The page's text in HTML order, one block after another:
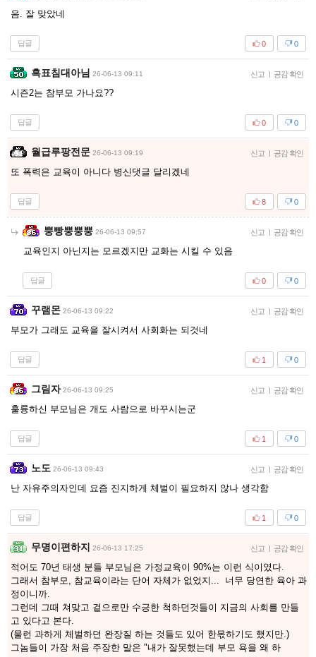
음. 잘 맞았네
답글 0
0
흑표침대아님 26-06-13 09:11 신고 | 공감 확인
시즌2는 참부모 가나요??
답글 0
0
월급루팡전문 26-06-13 09:19 신고 | 공감 확인
또 폭력은 교육이 아니다 병신댓글 달리겠네
답글 0
8
뿡빵뿡뿡뿡 26-06-13 09:57 신고 | 공감 확인
교육인지 아닌지는 모르겠지만 교화는 시킬 수 있음
답글 0
0
꾸램몬 26-06-13 09:22 신고 | 공감 확인
부모가 그래도 교육을 잘시켜서 사회화는 되것네
답글 0
1
그림자 26-06-13 09:25 신고 | 공감 확인
훌륭하신 부모님은 개도 사람으로 바꾸시는군
답글 0
1
노도 26-06-13 09:43 신고 | 공감 확인
난 자유주의자인데 요즘 진지하게 체벌이 필요하지 않나 생각함
답글 0
1
무명이편하지 26-06-13 17:25 신고 | 공감 확인
적어도 70년 태생 분들 부모님은 가정교육이 90%는 이런 식이였다.
그래서 참부모, 참교육이라는 단어 자체가 없었지... 너무 당연한 육아 과
정이니까.
그런데 그때 쳐맞고 겉으로만 수긍한 척하던것들이 지금의 사회를 만들
고 있다고 본다.
(물런 과하게 체벌하던 완장질 하는 것들도 있어 한몫하기도 했지만.)
그놈들이 가장 처음 주장한 말은 "내가 잘못했는데 부모 욕을 왜 하